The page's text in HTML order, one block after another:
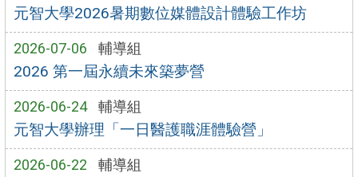
元智大學2026暑期數位媒體設計體驗工作坊
2026-07-06 輔導組
2026 第一屆永續未來築夢營
2026-06-24 輔導組
元智大學辦理「一日醫護職涯體驗營」
2026-06-22 輔導組